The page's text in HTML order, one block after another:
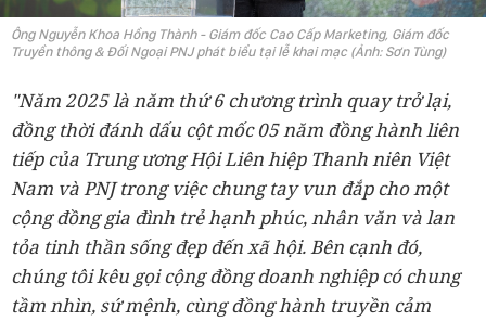
Ông Nguyễn Khoa Hồng Thành - Giám đốc Cao Cấp Marketing, Giám đốc
Truyền thông & Đối Ngoại PNJ phát biểu tại lễ khai mạc (Ảnh: Sơn Tùng)
"Năm 2025 là năm thứ 6 chương trình quay trở lại,
đồng thời đánh dấu cột mốc 05 năm đồng hành liên
tiếp của Trung ương Hội Liên hiệp Thanh niên Việt
Nam và PNJ trong việc chung tay vun đắp cho một
cộng đồng gia đình trẻ hạnh phúc, nhân văn và lan
tỏa tinh thần sống đẹp đến xã hội. Bên cạnh đó,
chúng tôi kêu gọi cộng đồng doanh nghiệp có chung
tầm nhìn, sứ mệnh, cùng đồng hành truyền cảm